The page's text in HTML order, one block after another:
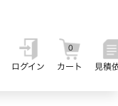
ログイン カート
0
見積